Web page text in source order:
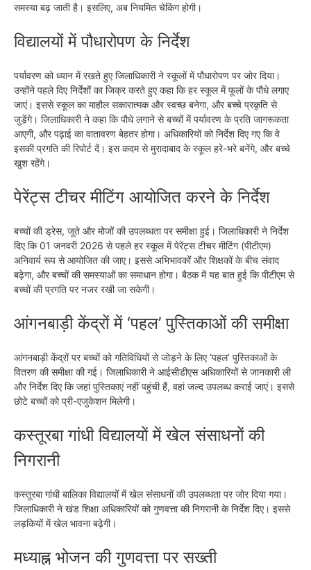
समस्या बढ़ जाती है। इसलिए, अब नियमित चेकिंग होगी।
विद्यालयों में पौधारोपण के निर्देश
पर्यावरण को ध्यान में रखते हुए जिलाधिकारी ने स्कूलों में पौधारोपण पर जोर दिया।
उन्होंने पहले दिए निर्देशों का जिक्र करते हुए कहा कि हर स्कूल में फूलों के पौधे लगाए
जाएं। इससे स्कूल का माहौल सकारात्मक और स्वच्छ बनेगा, और बच्चे प्रकृति से
जुड़ेंगे। जिलाधिकारी ने कहा कि पौधे लगाने से बच्चों में पर्यावरण के प्रति जागरूकता
आएगी, और पढ़ाई का वातावरण बेहतर होगा। अधिकारियों को निर्देश दिए गए कि वे
इसकी प्रगति की रिपोर्ट दें। इस कदम से मुरादाबाद के स्कूल हरे-भरे बनेंगे, और बच्चे
खुश रहेंगे।
पेरेंट्स टीचर मीटिंग आयोजित करने के निर्देश
बच्चों की ड्रेस, जूते और मोजों की उपलब्धता पर समीक्षा हुई। जिलाधिकारी ने निर्देश
दिए कि 01 जनवरी 2026 से पहले हर स्कूल में पेरेंट्स टीचर मीटिंग (पीटीएम)
अनिवार्य रूप से आयोजित की जाए। इससे अभिभावकों और शिक्षकों के बीच संवाद
बढ़ेगा, और बच्चों की समस्याओं का समाधान होगा। बैठक में यह बात हुई कि पीटीएम से
बच्चों की प्रगति पर नजर रखी जा सकेगी।
आंगनबाड़ी केंद्रों में ‘पहल’ पुस्तिकाओं की समीक्षा
आंगनबाड़ी केंद्रों पर बच्चों को गतिविधियों से जोड़ने के लिए ‘पहल’ पुस्तिकाओं के
वितरण की समीक्षा की गई। जिलाधिकारी ने आईसीडीएस अधिकारियों से जानकारी ली
और निर्देश दिए कि जहां पुस्तिकाएं नहीं पहुंची हैं, वहां जल्द उपलब्ध कराई जाएं। इससे
छोटे बच्चों को प्री-एजुकेशन मिलेगी।
कस्तूरबा गांधी विद्यालयों में खेल संसाधनों की
निगरानी
कस्तूरबा गांधी बालिका विद्यालयों में खेल संसाधनों की उपलब्धता पर जोर दिया गया।
जिलाधिकारी ने खंड शिक्षा अधिकारियों को गुणवत्ता की निगरानी के निर्देश दिए। इससे
लड़कियों में खेल भावना बढ़ेगी।
मध्याह्न भोजन की गुणवत्ता पर सख्ती